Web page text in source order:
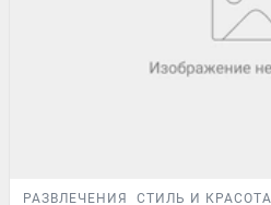
РАЗВЛЕЧЕНИЯ СТИЛЬ И КРАСОТА